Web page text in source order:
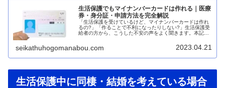
生活保護でもマイナンバーカードは作れる｜医療
券・身分証・申請方法を完全解説
「生活保護を受けているけど、マイナンバーカードは作れ
るの?」「作ることで不利になったりしない?」生活保護受
給者の方から、こうした不安の声をよく聞きます。本記事
seikathuhogomanabou.com 2023.04.21
生活保護中に同棲・結婚を考えている場合